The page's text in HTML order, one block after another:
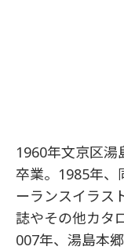
1960年文京区
卒業。1985年、
ーランスイラス
誌やその他カタ
007年、湯島本